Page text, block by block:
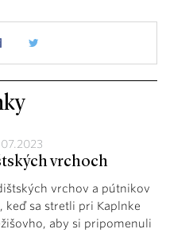
vrchoch
vrchov a pútnikov
keď sa stretli pri Kaplnke
aby si pripomenuli